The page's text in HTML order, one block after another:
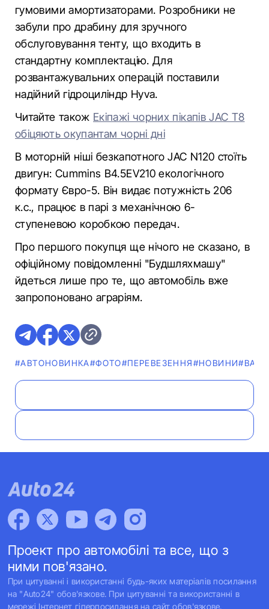
гумовими амортизаторами. Розробники не
забули про драбину для зручного
обслуговування тенту, що входить в
стандартну комплектацію. Для
розвантажувальних операцій поставили
надійний гідроциліндр Hyva.
Читайте також Екіпажі чорних пікапів JAC T8
обіцяють окупантам чорні дні
В моторній ніші безкапотного JAC N120 стоїть
двигун: Cummins B4.5EV210 екологічного
формату Євро-5. Він видає потужність 206
к.с., працює в парі з механічною 6-
ступеневою коробкою передач.
Про першого покупця ще нічого не сказано, в
офіційному повідомленні "Будшляхмашу"
йдеться лише про те, що автомобіль вже
запропоновано аграріям.
#АВТОНОВИНКА#ФОТО#ПЕРЕВЕЗЕННЯ#НОВИНИ
Проект про автомобілі та все, що з
ними пов'язано.
При цитуванні і використанні будь-яких матеріалів посилання
на "Auto24" обов'язкове. При цитуванні та використанні в
мережі Інтернет гіперпосилання на сайт обов'язкове.